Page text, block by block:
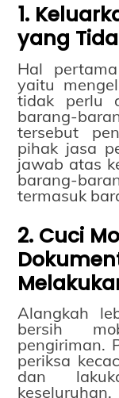
1.
yang
Hal
yaitu
tidak perlu
barang-
tersebut
pihak jasa
jawab atas
barang-
termasuk
2. Cuci
Alangkah
bersih
pengiriman.
periksa
dan